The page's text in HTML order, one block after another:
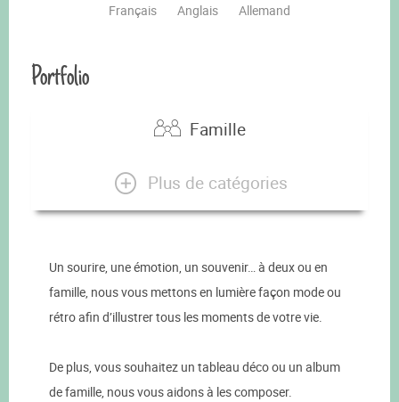
Français Anglais Allemand
Portfolio
Famille
Plus de catégories
Un sourire, une émotion, un souvenir… à deux ou en
famille, nous vous mettons en lumière façon mode ou
rétro afin d’illustrer tous les moments de votre vie.
De plus, vous souhaitez un tableau déco ou un album
de famille, nous vous aidons à les composer.